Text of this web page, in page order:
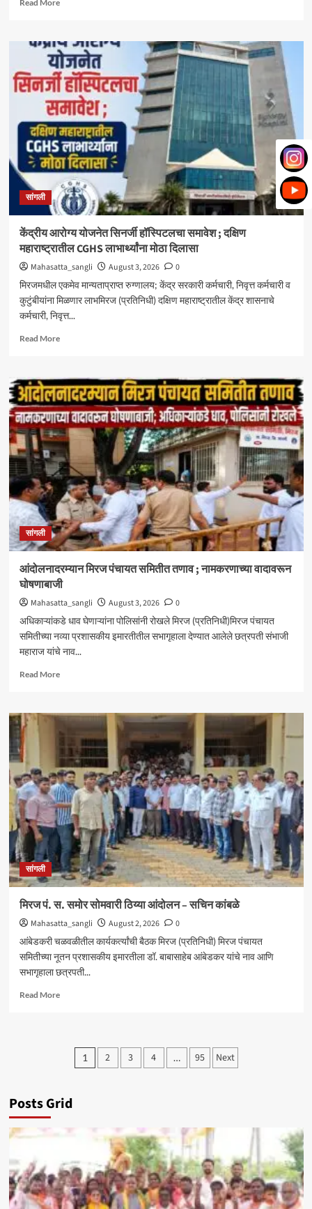
Read More
मिरज
पंचायत
समितीत
महायुतीचा
झेंडा;
सभापतीपदी
राणी
भोरे,
उपसभापतीपदी
ललिता
शेजूळ
बिनविरोध
सांगली
केंद्रीय आरोग्य योजनेत सिनर्जी हॉस्पिटलचा समावेश ; दक्षिण
महाराष्ट्रातील CGHS लाभार्थ्यांना मोठा दिलासा
Mahasatta_sangli August 3, 2026
0
मिरजमधील एकमेव मान्यताप्राप्त रुग्णालय; केंद्र सरकारी कर्मचारी, निवृत्त कर्मचारी व
कुटुंबीयांना मिळणार लाभमिरज (प्रतिनिधी) दक्षिण महाराष्ट्रातील केंद्र शासनाचे
कर्मचारी, निवृत्त...
Read MoreRead
केंद्रीय
आरोग्य
योजनेत
सिनर्जी
हॉस्पिटलचा
समावेश
;
दक्षिण
महाराष्ट्रातील
CGHS
लाभार्थ्यांना
मोठा
दिलासा
सांगली
आंदोलनादरम्यान मिरज पंचायत समितीत तणाव ; नामकरणाच्या वादावरून
घोषणाबाजी
Mahasatta_sangli August 3, 2026
0
अधिकाऱ्यांकडे धाव घेणाऱ्यांना पोलिसांनी रोखले मिरज (प्रतिनिधी)मिरज पंचायत
समितीच्या नव्या प्रशासकीय इमारतीतील सभागृहाला देण्यात आलेले छत्रपती संभाजी
महाराज यांचे नाव...
Read MoreRead
आंदोलनादरम्यान
पंचायत
समितीत
तणाव
;
नामकरणाच्या
वादावरून
घोषणाबाजी
सांगली
मिरज पं. स. समोर सोमवारी ठिय्या आंदोलन – सचिन कांबळे
Mahasatta_sangli August 2, 2026
0
आंबेडकरी चळवळीतील कार्यकर्त्यांची बैठक मिरज (प्रतिनिधी) मिरज पंचायत
समितीच्या नूतन प्रशासकीय इमारतीला डॉ. बाबासाहेब आंबेडकर यांचे नाव आणि
सभागृहाला छत्रपती...
Read MoreRead
ठिय्या
आंदोलन
Posts
1 2 3 4 … 95 Next
Posts Grid